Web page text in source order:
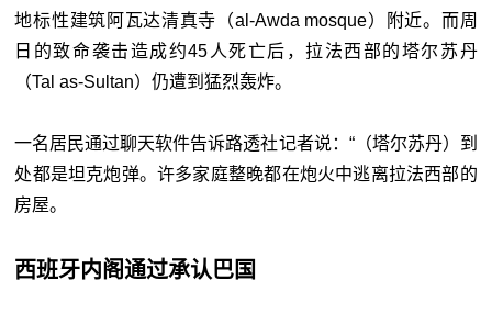
地标性建筑阿瓦达清真寺（al-Awda mosque）附近。而周
日的致命袭击造成约45人死亡后，拉法西部的塔尔苏丹
（Tal as-Sultan）仍遭到猛烈轰炸。
一名居民通过聊天软件告诉路透社记者说：“（塔尔苏丹）到
处都是坦克炮弹。许多家庭整晚都在炮火中逃离拉法西部的
房屋。
西班牙内阁通过承认巴国